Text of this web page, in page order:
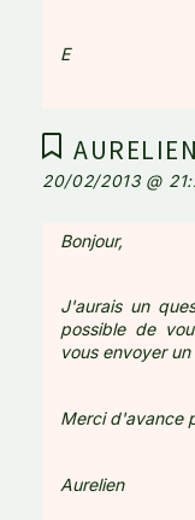
E
AURELIEN
20/02/2013 @
Bonjour,
J'aurais un
possible de
vous envoyer
Merci d'avance
Aurelien